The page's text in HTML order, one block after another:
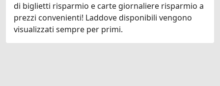
di biglietti risparmio e carte giornaliere risparmio a
prezzi convenienti! Laddove disponibili vengono
visualizzati sempre per primi.